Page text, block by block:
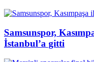
Samsunspor,
İstanbul’a gitti